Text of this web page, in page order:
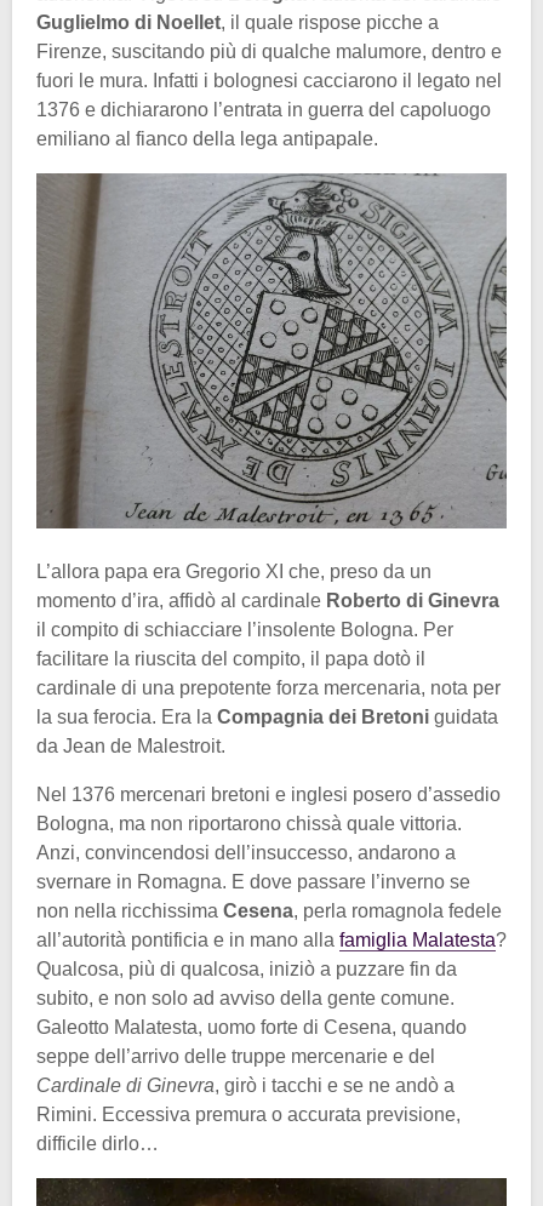
Guglielmo di Noellet, il quale rispose picche a
Firenze, suscitando più di qualche malumore, dentro e
fuori le mura. Infatti i bolognesi cacciarono il legato nel
1376 e dichiararono l’entrata in guerra del capoluogo
emiliano al fianco della lega antipapale.
L’allora papa era Gregorio XI che, preso da un
momento d’ira, affidò al cardinale Roberto di Ginevra
il compito di schiacciare l’insolente Bologna. Per
facilitare la riuscita del compito, il papa dotò il
cardinale di una prepotente forza mercenaria, nota per
la sua ferocia. Era la Compagnia dei Bretoni guidata
da Jean de Malestroit.
Nel 1376 mercenari bretoni e inglesi posero d’assedio
Bologna, ma non riportarono chissà quale vittoria.
Anzi, convincendosi dell’insuccesso, andarono a
svernare in Romagna. E dove passare l’inverno se
non nella ricchissima Cesena, perla romagnola fedele
all’autorità pontificia e in mano alla famiglia Malatesta?
Qualcosa, più di qualcosa, iniziò a puzzare fin da
subito, e non solo ad avviso della gente comune.
Galeotto Malatesta, uomo forte di Cesena, quando
seppe dell’arrivo delle truppe mercenarie e del
Cardinale di Ginevra, girò i tacchi e se ne andò a
Rimini. Eccessiva premura o accurata previsione,
difficile dirlo…